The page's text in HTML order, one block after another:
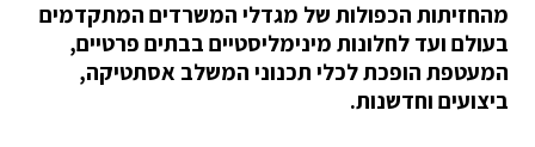
מהחזיתות הכפולות של מגדלי המשרדים המתקדמים
בעולם ועד לחלונות מינימליסטיים בבתים פרטיים,
המעטפת הופכת לכלי תכנוני המשלב אסתטיקה,
ביצועים וחדשנות.